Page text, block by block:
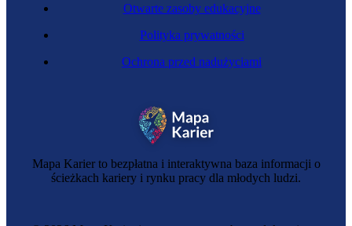
Mapa Karier to bezpłatna i interaktywna baza informacji o
ścieżkach kariery i rynku pracy dla młodych ludzi.
Otwarte zasoby edukacyjne
Polityka prywatności
Ochrona przed nadużyciami